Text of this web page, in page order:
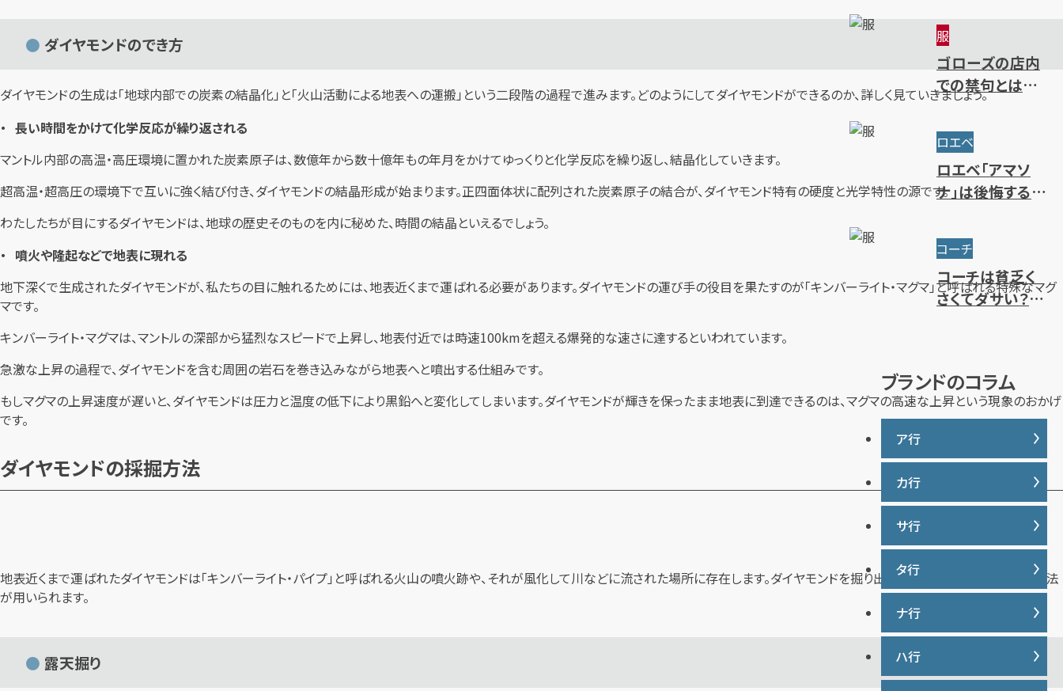
ダイヤモンドのでき方
ダイヤモンドの生成は「地球内部での炭素の結晶化」と「火山活動による地表への運搬」という二段階の過程で進みます。どのようにしてダイヤモンドができるのか、詳しく見ていきましょう。
長い時間をかけて化学反応が繰り返される
マントル内部の高温・高圧環境に置かれた炭素原子は、数億年から数十億年もの年月をかけてゆっくりと化学反応を繰り返し、結晶化していきます。
超高温・超高圧の環境下で互いに強く結び付き、ダイヤモンドの結晶形成が始まります。正四面体状に配列された炭素原子の結合が、ダイヤモンド特有の硬度と光学特性の源です。
わたしたちが目にするダイヤモンドは、地球の歴史そのものを内に秘めた、時間の結晶といえるでしょう。
噴火や隆起などで地表に現れる
地下深くで生成されたダイヤモンドが、私たちの目に触れるためには、地表近くまで運ばれる必要があります。ダイヤモンドの運び手の役目を果たすのが「キンバーライト・マグマ」と呼ばれる特殊なマグ
マです。
キンバーライト・マグマは、マントルの深部から猛烈なスピードで上昇し、地表付近では時速100kmを超える爆発的な速さに達するといわれています。
急激な上昇の過程で、ダイヤモンドを含む周囲の岩石を巻き込みながら地表へと噴出する仕組みです。
もしマグマの上昇速度が遅いと、ダイヤモンドは圧力と温度の低下により黒鉛へと変化してしまいます。ダイヤモンドが輝きを保ったまま地表に到達できるのは、マグマの高速な上昇という現象のおかげ
です。
ダイヤモンドの採掘方法
地表近くまで運ばれたダイヤモンドは「キンバーライト・パイプ」と呼ばれる火山の噴火跡や、それが風化して川などに流された場所に存在します。ダイヤモンドを掘り出すためには、いくつかの採掘方法
が用いられます。
露天掘り
～限定・廃盤ライ
ンまで一挙紹介
服
ゴローズの店内
での禁句とは？
ルール・注意点・
抽選方法を解説
ロエベ
ロエベ「アマソ
ナ」は後悔するほ
勝手やサイズ・人
気色を解説
コーチ
コーチは貧乏く
さくてダサい？年
ブランドのコラム
ア行
IWC
ヴァシュロンコンスタンタン
ウブロ
エルメス
オーデマ ピゲ
オメガ
カ行
カナダグース
カルティエ
グッチ
クロムハーツ
ケイト・スペード
コーチ
サ行
サマンサタバサ
ジーショック
ジャガー・ルクルト
シャネル
シュプリーム
タ行
タグ・ホイヤー
ディオール
ティファニー
ナ行
ナイキ
ハ行